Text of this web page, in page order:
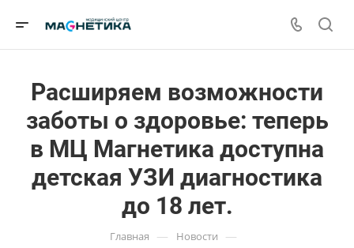
Расширяем возможности
заботы о здоровье: теперь
в МЦ Магнетика доступна
детская УЗИ диагностика
до 18 лет.
Главная — Новости —